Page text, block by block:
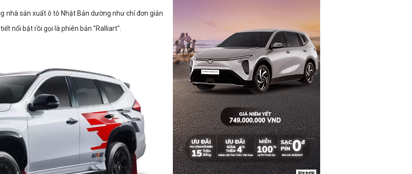
nhà sản xuất ô tô Nhật Bản dường như chỉ đơn giản
nổi bật rồi gọi là phiên bản "Ralliart".